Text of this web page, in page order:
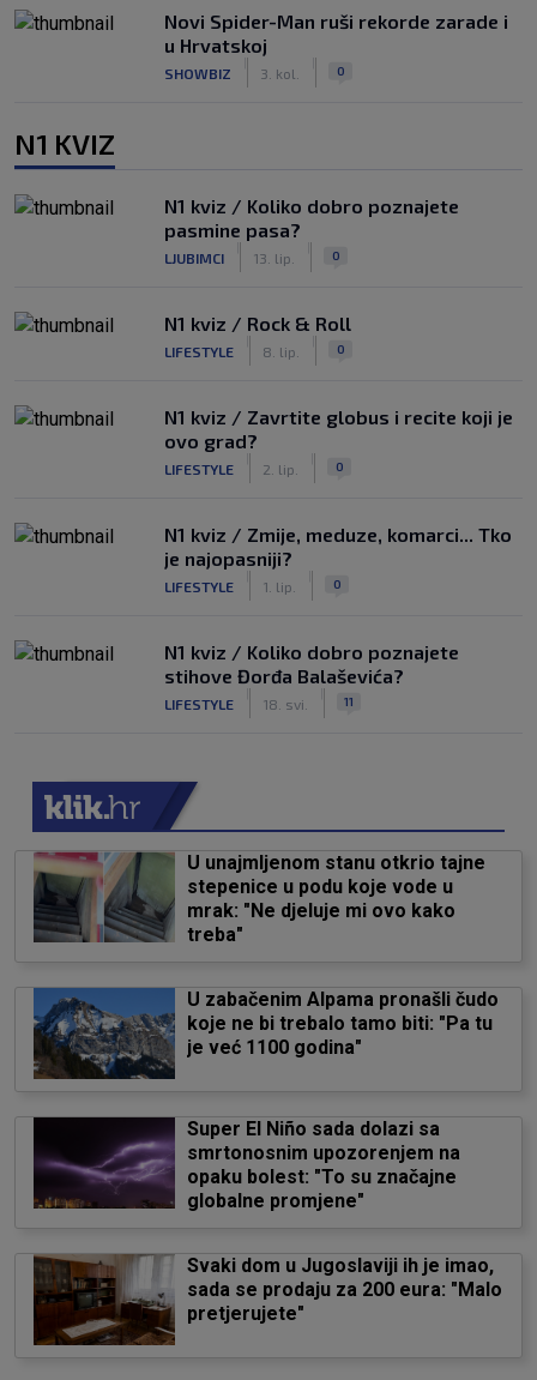
Novi Spider-Man ruši rekorde zarade i
u Hrvatskoj
SHOWBIZ 3. kol. 0
N1 KVIZ
N1 kviz / Koliko dobro poznajete
pasmine pasa?
LJUBIMCI 13. lip. 0
N1 kviz / Rock & Roll
LIFESTYLE 8. lip. 0
N1 kviz / Zavrtite globus i recite koji je
ovo grad?
LIFESTYLE 2. lip. 0
N1 kviz / Zmije, meduze, komarci... Tko
je najopasniji?
LIFESTYLE 1. lip. 0
N1 kviz / Koliko dobro poznajete
stihove Đorđa Balaševića?
LIFESTYLE 18. svi. 11
U unajmljenom stanu otkrio tajne
stepenice u podu koje vode u
mrak: "Ne djeluje mi ovo kako
treba"
U zabačenim Alpama pronašli čudo
koje ne bi trebalo tamo biti: "Pa tu
je već 1100 godina"
Super El Niño sada dolazi sa
smrtonosnim upozorenjem na
opaku bolest: "To su značajne
globalne promjene"
Svaki dom u Jugoslaviji ih je imao,
sada se prodaju za 200 eura: "Malo
pretjerujete"